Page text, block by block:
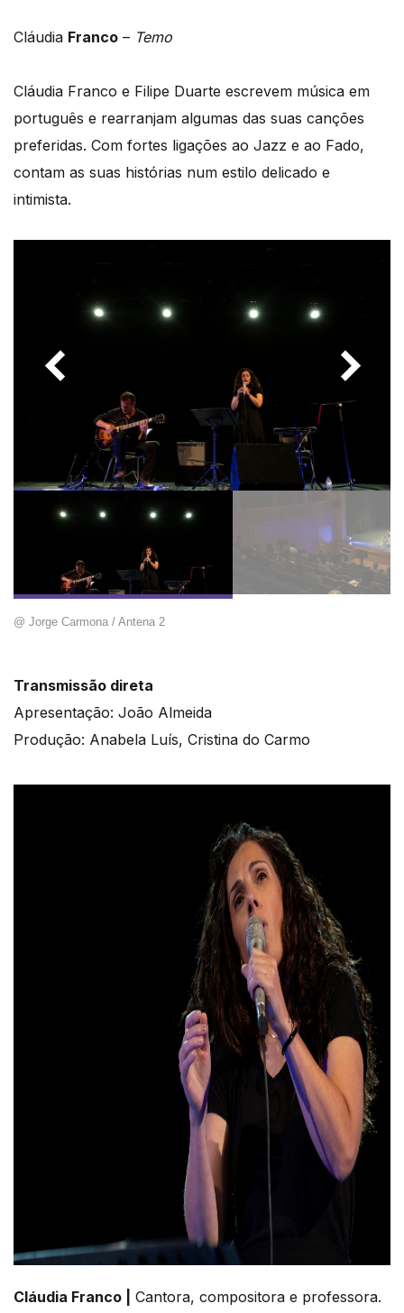
Cláudia Franco – Temo
Cláudia Franco e Filipe Duarte escrevem música em
português e rearranjam algumas das suas canções
preferidas. Com fortes ligações ao Jazz e ao Fado,
contam as suas histórias num estilo delicado e
intimista.
@ Jorge Carmona / Antena 2
Transmissão direta
Apresentação: João Almeida
Produção: Anabela Luís, Cristina do Carmo
Cláudia Franco | Cantora, compositora e professora.